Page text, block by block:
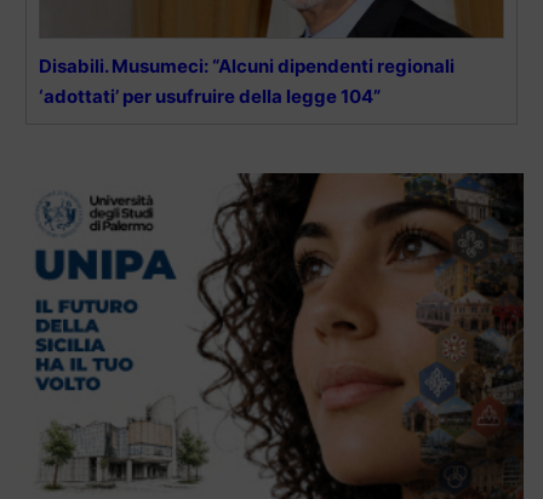
Disabili. Musumeci: “Alcuni dipendenti regionali
‘adottati’ per usufruire della legge 104”